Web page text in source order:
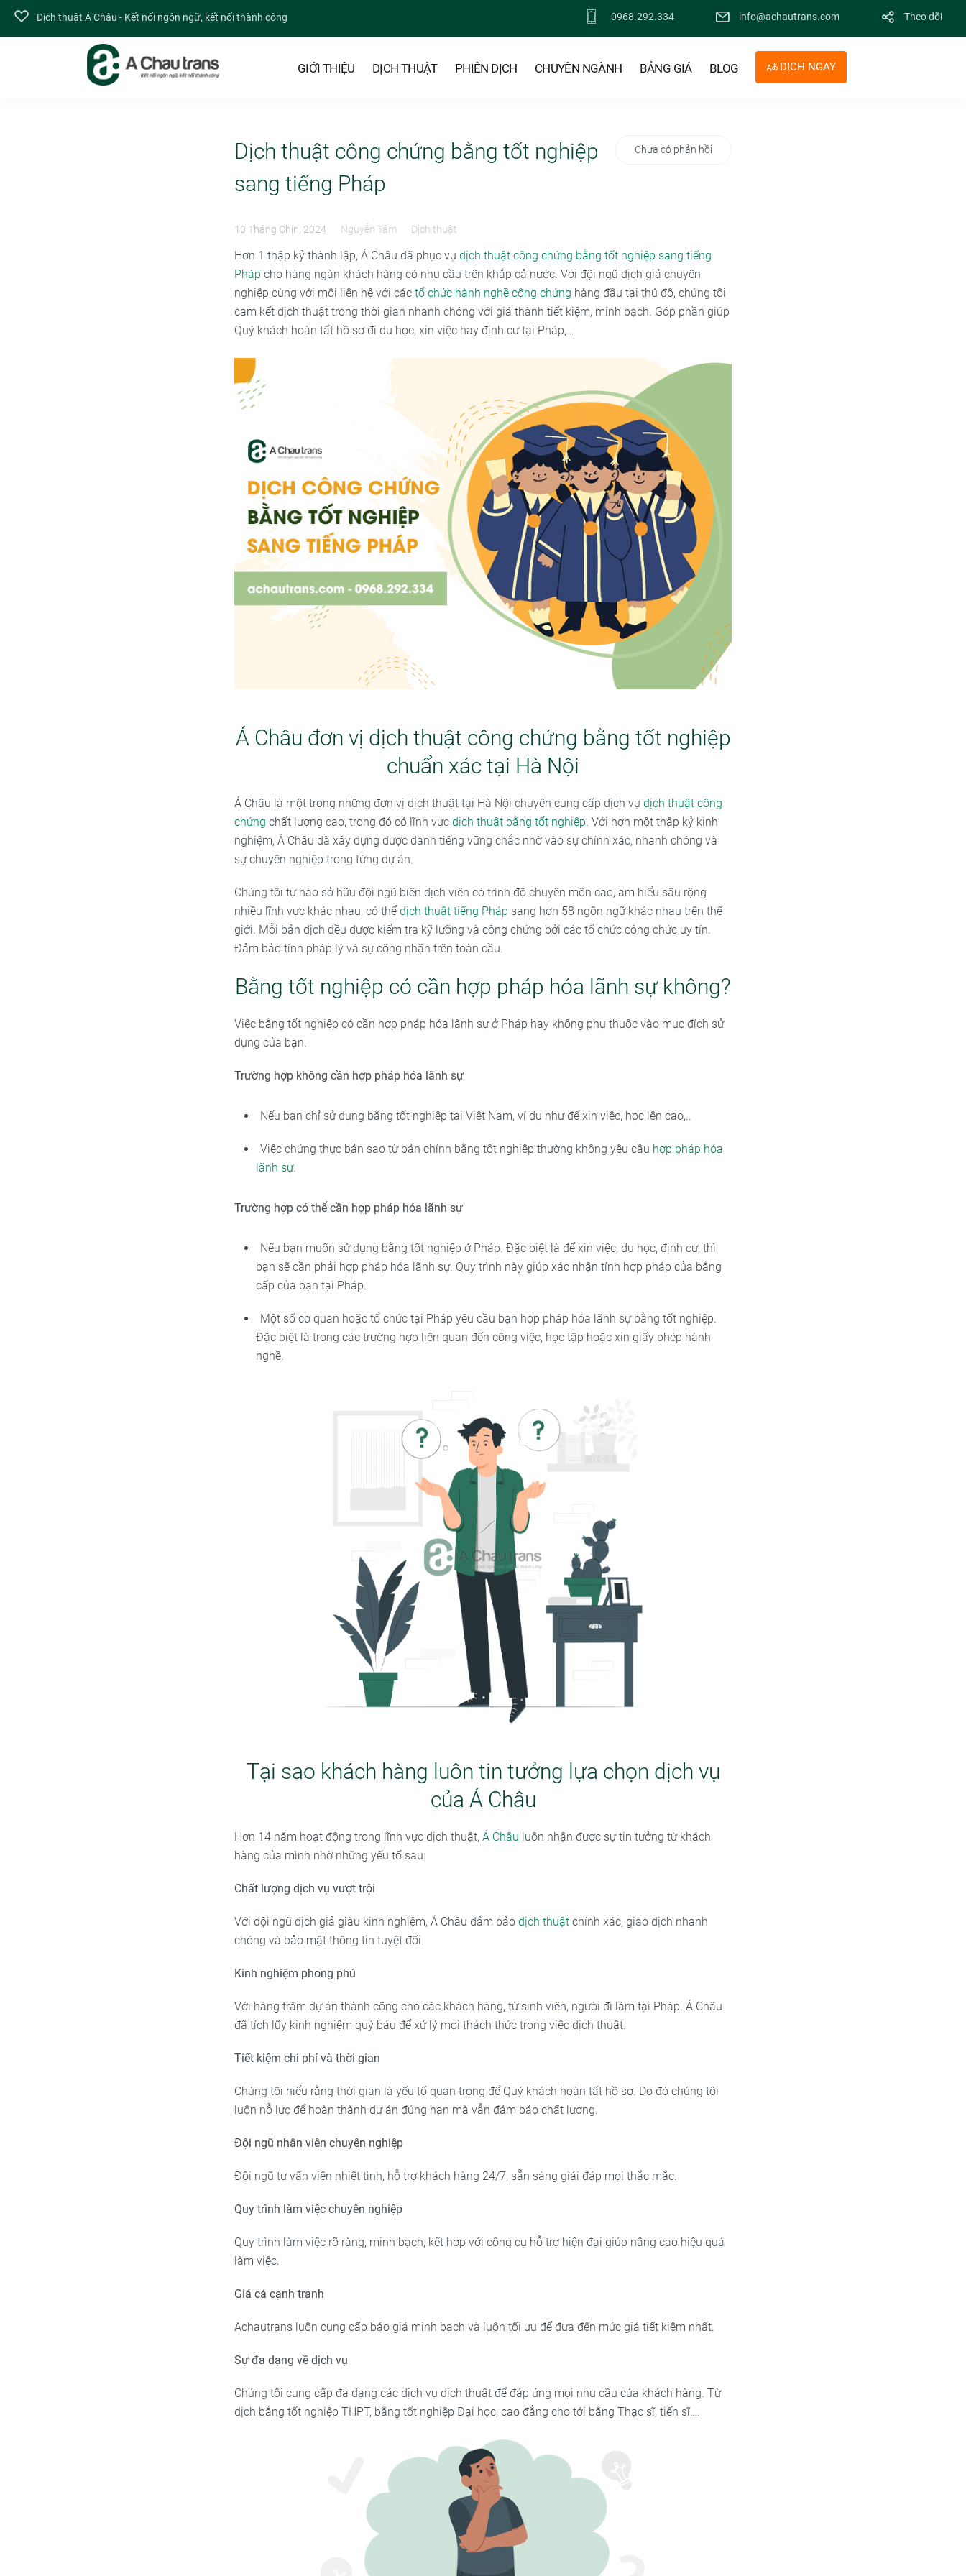
Dịch thuật Á Châu - Kết nối ngôn ngữ, kết nối thành công 0968.292.334 info@achautrans.com Theo dõi
GIỚI THIỆU DỊCH THUẬT PHIÊN DỊCH CHUYÊN NGÀNH BẢNG GIÁ BLOG DỊCH NGAY
Dịch thuật công chứng bằng tốt nghiệp
sang tiếng Pháp
10 Tháng Chín, 2024 Nguyễn Tâm Dịch thuật
Chưa có phản hồi
Hơn 1 thập kỷ thành lập, Á Châu đã phục vụ dịch thuật công chứng bằng tốt nghiệp sang tiếng
Pháp cho hàng ngàn khách hàng có nhu cầu trên khắp cả nước. Với đội ngũ dịch giả chuyên
nghiệp cùng với mối liên hệ với các tổ chức hành nghề công chứng hàng đầu tại thủ đô, chúng tôi
cam kết dịch thuật trong thời gian nhanh chóng với giá thành tiết kiệm, minh bạch. Góp phần giúp
Quý khách hoàn tất hồ sơ đi du học, xin việc hay định cư tại Pháp,…
Á Châu đơn vị dịch thuật công chứng bằng tốt nghiệp
chuẩn xác tại Hà Nội
Á Châu là một trong những đơn vị dịch thuật tại Hà Nội chuyên cung cấp dịch vụ dịch thuật công
chứng chất lượng cao, trong đó có lĩnh vực dịch thuật bằng tốt nghiệp. Với hơn một thập kỷ kinh
nghiệm, Á Châu đã xây dựng được danh tiếng vững chắc nhờ vào sự chính xác, nhanh chóng và
sự chuyên nghiệp trong từng dự án.
Chúng tôi tự hào sở hữu đội ngũ biên dịch viên có trình độ chuyên môn cao, am hiểu sâu rộng
nhiều lĩnh vực khác nhau, có thể dịch thuật tiếng Pháp sang hơn 58 ngôn ngữ khác nhau trên thế
giới. Mỗi bản dịch đều được kiểm tra kỹ lưỡng và công chứng bởi các tổ chức công chức uy tín.
Đảm bảo tính pháp lý và sự công nhận trên toàn cầu.
Bằng tốt nghiệp có cần hợp pháp hóa lãnh sự không?
Việc bằng tốt nghiệp có cần hợp pháp hóa lãnh sự ở Pháp hay không phụ thuộc vào mục đích sử
dụng của bạn.
Trường hợp không cần hợp pháp hóa lãnh sự
Nếu bạn chỉ sử dụng bằng tốt nghiệp tại Việt Nam, ví dụ như để xin việc, học lên cao,..
Việc chứng thực bản sao từ bản chính bằng tốt nghiệp thường không yêu cầu hợp pháp hóa
lãnh sự.
Trường hợp có thể cần hợp pháp hóa lãnh sự
Nếu bạn muốn sử dụng bằng tốt nghiệp ở Pháp. Đặc biệt là để xin việc, du học, định cư, thì
bạn sẽ cần phải hợp pháp hóa lãnh sự. Quy trình này giúp xác nhận tính hợp pháp của bằng
cấp của bạn tại Pháp.
Một số cơ quan hoặc tổ chức tại Pháp yêu cầu bạn hợp pháp hóa lãnh sự bằng tốt nghiệp.
Đặc biệt là trong các trường hợp liên quan đến công việc, học tập hoặc xin giấy phép hành
nghề.
Tại sao khách hàng luôn tin tưởng lựa chọn dịch vụ
của Á Châu
Hơn 14 năm hoạt động trong lĩnh vực dịch thuật, Á Châu luôn nhận được sự tin tưởng từ khách
hàng của mình nhờ những yếu tố sau:
Chất lượng dịch vụ vượt trội
Với đội ngũ dịch giả giàu kinh nghiệm, Á Châu đảm bảo dịch thuậtchính xác, giao dịch nhanh
chóng và bảo mật thông tin tuyệt đối.
Kinh nghiệm phong phú
Với hàng trăm dự án thành công cho các khách hàng, từ sinh viên, người đi làm tại Pháp. Á Châu
đã tích lũy kinh nghiệm quý báu để xử lý mọi thách thức trong việc dịch thuật.
Tiết kiệm chi phí và thời gian
Chúng tôi hiểu rằng thời gian là yếu tố quan trọng để Quý khách hoàn tất hồ sơ. Do đó chúng tôi
luôn nỗ lực để hoàn thành dự án đúng hạn mà vẫn đảm bảo chất lượng.
Đội ngũ nhân viên chuyên nghiệp
Đội ngũ tư vấn viên nhiệt tình, hỗ trợ khách hàng 24/7, sẵn sàng giải đáp mọi thắc mắc.
Quy trình làm việc chuyên nghiệp
Quy trình làm việc rõ ràng, minh bạch, kết hợp với công cụ hỗ trợ hiện đại giúp nâng cao hiệu quả
làm việc.
Giá cả cạnh tranh
Achautrans luôn cung cấp báo giá minh bạch và luôn tối ưu để đưa đến mức giá tiết kiệm nhất.
Sự đa dạng về dịch vụ
Chúng tôi cung cấp đa dạng các dịch vụ dịch thuật để đáp ứng mọi nhu cầu của khách hàng. Từ
dịch bằng tốt nghiệp THPT, bằng tốt nghiệp Đại học, cao đẳng cho tới bằng Thạc sĩ, tiến sĩ….